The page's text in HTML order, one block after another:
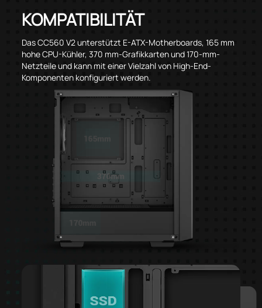
KOMPATIBILITÄT
Das CC560 V2 unterstützt E-ATX-Motherboards, 165 mm
hohe CPU-Kühler, 370 mm-Grafikkarten und 170-mm-
Netzteile und kann mit einer Vielzahl von High-End-
Komponenten konfiguriert werden.